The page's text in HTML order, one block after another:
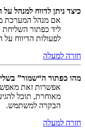
כיצד ניתן לדווח למנהל על
אם מנהל המערכת
ליד כפתור השליחת
לפעולות הדיווח על
חזרה למעלה
מהו כפתור ה“שמור”
אפשרות זאת
מאוחרת, תוכל
הבקרה למשתמש.
חזרה למעלה